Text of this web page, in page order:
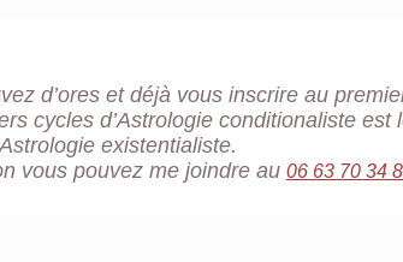
d’ores et déjà vous inscrire au
cycles d’Astrologie conditionaliste est
existentialiste.
vous pouvez me joindre au 06 63 70 34